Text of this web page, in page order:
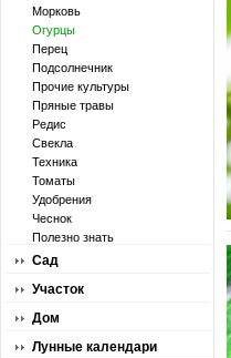
Морковь
Огурцы
Перец
Подсолнечник
Прочие культуры
Пряные травы
Редис
Свекла
Техника
Томаты
Удобрения
Чеснок
Полезно знать
Сад
Участок
Дом
Лунные календари